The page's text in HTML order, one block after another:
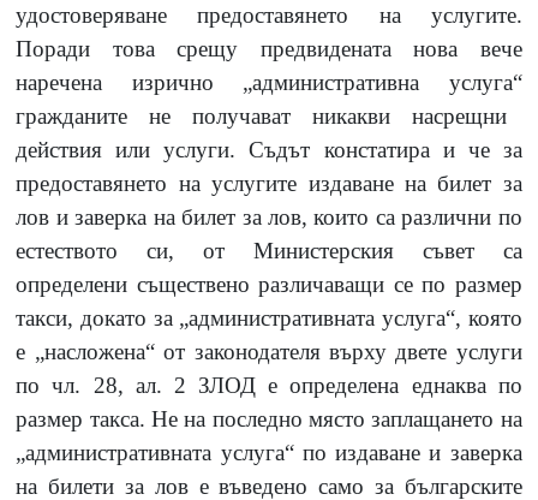
удостоверяване предоставянето на услугите.
Поради това срещу предвидената нова вече
наречена изрично „административна услуга“
гражданите не получават никакви насрещни
действия или услуги. Съдът констатира и че за
предоставянето на услугите издаване на билет за
лов и заверка на билет за лов, които са различни по
естеството си, от Министерския съвет са
определени съществено различаващи се по размер
такси, докато за „административната услуга“, която
е „насложена“от законодателя върху двете услуги
по чл. 28, ал. 2 ЗЛОД е определена еднаква по
размер такса. Не на последно място заплащането на
„административната услуга“по издаване и заверка
на билети за лов е въведено само за българските